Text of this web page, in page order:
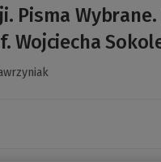
Pisma Wybrane.
Wojciecha